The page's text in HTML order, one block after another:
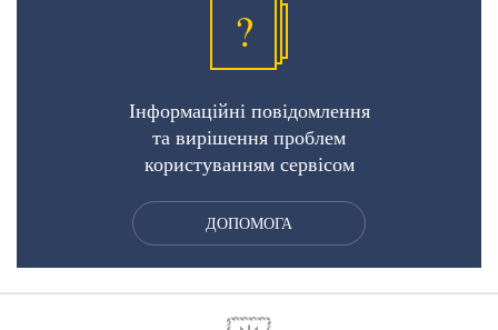
?
Інформаційні повідомлення
та вирішення проблем
користуванням сервісом
ДОПОМОГА